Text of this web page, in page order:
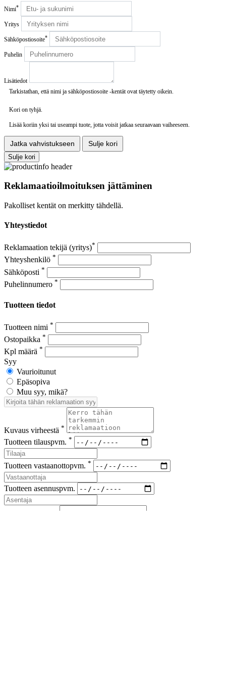
Nimi*
Yritys
Sähköpostiosoite*
Puhelin
Lisätiedot
Tarkistathan, että nimi ja sähköpostiosoite -kentät ovat täytetty oikein.
Kori on tyhjä.
Lisää koriin yksi tai useampi tuote, jotta voisit jatkaa seuraavaan vaiheeseen.
Jatka vahvistukseen
Sulje kori
Sulje kori
Reklamaatioilmoituksen jättäminen
Pakolliset kentät on merkitty tähdellä.
Yhteystiedot
Reklamaation tekijä (yritys)*
Yhteyshenkilö *
Sähköposti *
Puhelinnumero *
Tuotteen tiedot
Tuotteen nimi *
Ostopaikka *
Kpl määrä *
Syy
Vaurioitunut
Epäsopiva
Muu syy, mikä?
Kuvaus virheestä *
Tuotteen tilauspvm. *
Tuotteen vastaanottopvm. *
Tuotteen asennuspvm.